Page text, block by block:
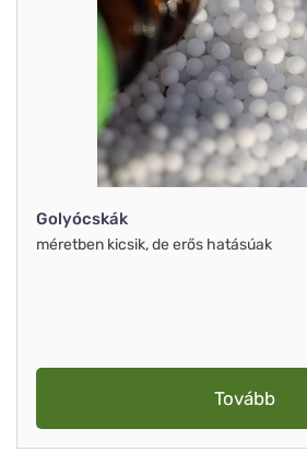
Golyócskák
méretben kicsik, de erős hatásúak
Tovább